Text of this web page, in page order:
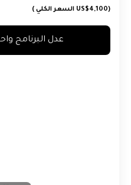
(US$4,100 السعر الكلي )
عدل البرنامج